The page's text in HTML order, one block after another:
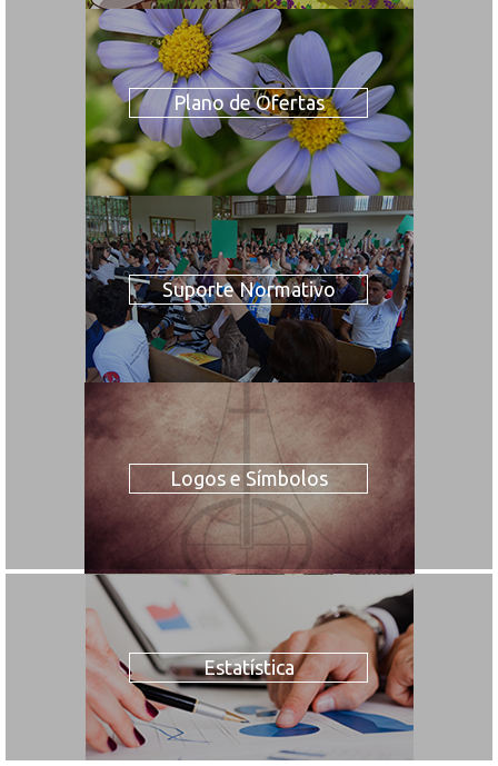
Plano de Ofertas
Suporte Normativo
Logos e Símbolos
Estatística